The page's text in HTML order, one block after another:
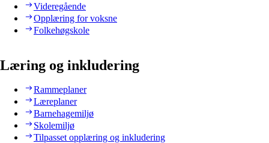
Videregående
Opplæring for voksne
Folkehøgskole
Læring og inkludering
Rammeplaner
Læreplaner
Barnehagemiljø
Skolemiljø
Tilpasset opplæring og inkludering